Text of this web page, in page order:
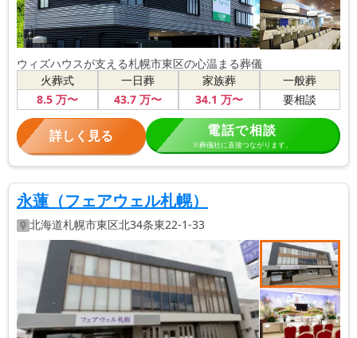
ウィズハウスが支える札幌市東区の心温まる葬儀
火葬式
8.5万〜
一日葬
43.7 万〜
家族葬
34.1 万〜
一般葬
要相談
詳しく見る 電話で相談
※葬儀社に直接つながります。
永蓮（フェアウェル札幌）
北海道札幌市東区北34条東22-1-33